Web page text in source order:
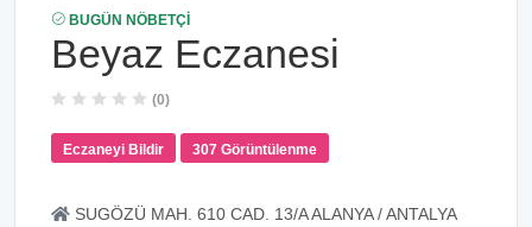
BUGÜN NÖBETÇI
Beyaz Eczanesi
(0)
Eczaneyi Bildir 307 Görüntülenme
SUGÖZÜ MAH. 610 CAD. 13/A ALANYA / ANTALYA